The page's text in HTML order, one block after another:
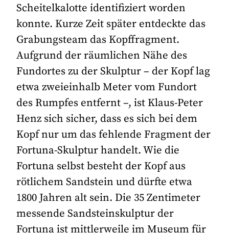
Scheitelkalotte identifiziert worden
konnte. Kurze Zeit später entdeckte das
Grabungsteam das Kopffragment.
Aufgrund der räumlichen Nähe des
Fundortes zu der Skulptur – der Kopf lag
etwa zweieinhalb Meter vom Fundort
des Rumpfes entfernt –, ist Klaus-Peter
Henz sich sicher, dass es sich bei dem
Kopf nur um das fehlende Fragment der
Fortuna-Skulptur handelt. Wie die
Fortuna selbst besteht der Kopf aus
rötlichem Sandstein und dürfte etwa
1800 Jahren alt sein. Die 35 Zentimeter
messende Sandsteinskulptur der
Fortuna ist mittlerweile im Museum für